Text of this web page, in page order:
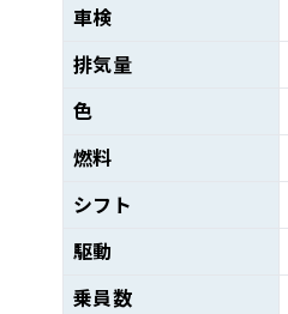
車検
排気量
色
燃料
シフト
駆動
乗員数